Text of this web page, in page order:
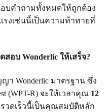
บคำถามทั้งหมดให้ถูกต้อง
งเช่นนี้เป็นความท้าทายที่
อบ Wonderlic ให้เสร็จ?
Wonderlic มาตรฐาน ซึ่ง
(WPT-R) จะให้เวลาคุณ 12
วดเร็วนี้เป็นคุณสมบัติหลัก